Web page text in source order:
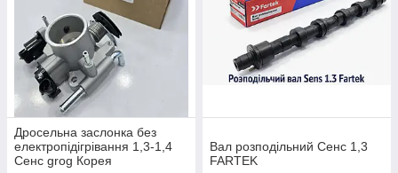
Дросельна заслонка без
електропідігрівання 1,3-1,4
Сенс grog Корея
Вал розподільний Сенс 1,3
FARTEK